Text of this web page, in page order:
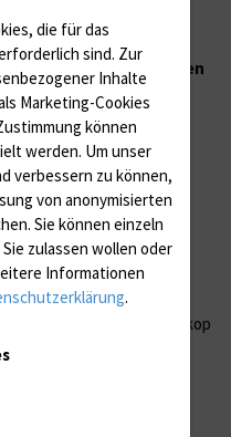
von Medizinprodukten
Personal
Gerät-Endoskop
dem RDG-E
der Endoskope
die für das
sind. Zur
Inhalte
Marketing-Cookies
können
werden. Um unser
verbessern zu können,
von anonymisierten
Sie können einzeln
zulassen wollen oder
Informationen
.